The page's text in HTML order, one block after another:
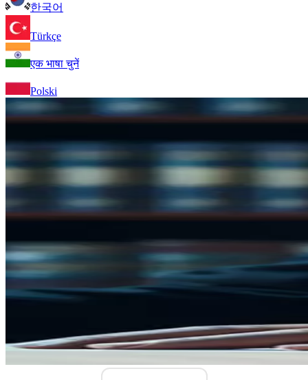
한국어
Türkçe
एक भाषा चुनें
Polski